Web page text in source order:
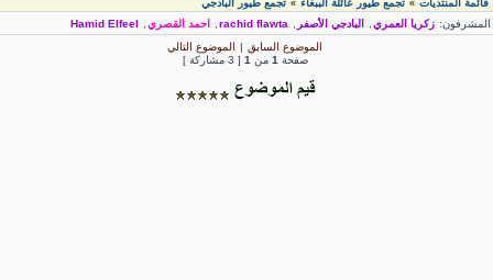
قائمة المنتديات» تجمع طيور عائلة الببغاء» تجمع طيور البادجي
زكريا العمري, البادجي الأصفر rachid flawta
, احمد القصري,
Hamid Elfeel
الموضوع السابق| الموضوع التالي
صفحة1 من [ 3 مشاركة ]